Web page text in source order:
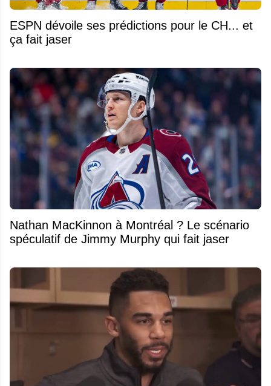
ESPN dévoile ses prédictions pour le CH... et
ça fait jaser
Nathan MacKinnon à Montréal ? Le scénario
spéculatif de Jimmy Murphy qui fait jaser